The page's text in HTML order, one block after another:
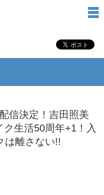
信決定！吉田照美
生活50周年+1！入
は離さない!!